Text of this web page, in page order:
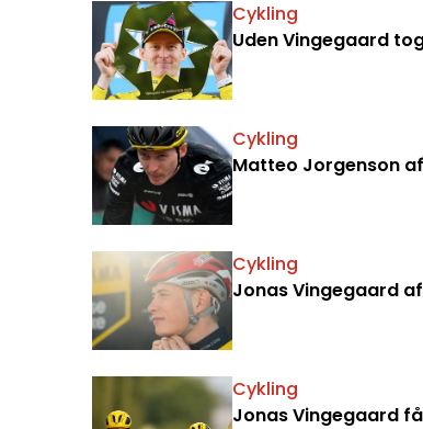
Cykling
Uden Vingegaard
Cykling
Matteo Jorgenson
Cykling
Jonas Vingegaard
Cykling
Jonas Vingegaard